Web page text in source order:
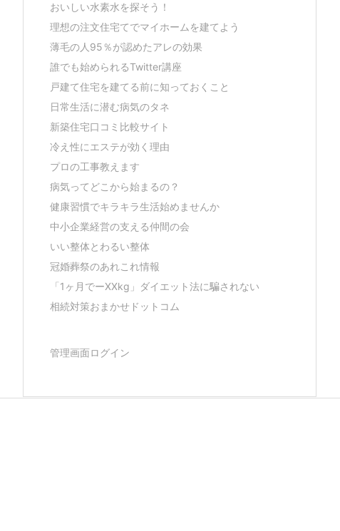
おいしい水素水を探そう！
理想の注文住宅てでマイホームを建てよう
薄毛の人95％が認めたアレの効果
誰でも始められるTwitter講座
戸建て住宅を建てる前に知っておくこと
日常生活に潜む病気のタネ
新築住宅口コミ比較サイト
冷え性にエステが効く理由
プロの工事教えます
病気ってどこから始まるの？
健康習慣でキラキラ生活始めませんか
中小企業経営の支える仲間の会
いい整体とわるい整体
冠婚葬祭のあれこれ情報
「1ヶ月でーXXkg」ダイエット法に騙されない
相続対策おまかせドットコム
管理画面ログイン